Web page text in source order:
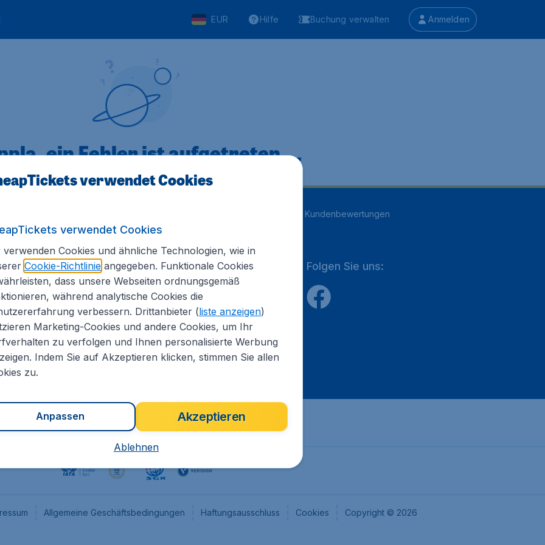
EUR Hilfe Buchung verwalten Anmelden
ein Fehler ist aufgetreten ...
Kundenbewertungen
Informationen
Internationale Webseiten
CheapTickets.nl
CheapTickets.be
CheapTickets.ch
CheapTickets.sg
Flugladen.at
Folgen Sie uns:
Allgemeine Geschäftsbedingungen Haftungsausschluss Cookies Copyright © 2026
verwendet Cookies
verwendet Cookies
verwenden Cookies und ähnliche Technologien, wie in
Cookie-Richtlinieangegeben. Funktionale Cookies
dass unsere Webseiten ordnungsgemäß
während analytische Cookies die
verbessern. Drittanbieter (liste anzeigen)
Marketing-Cookies und andere Cookies, um Ihr
zu verfolgen und Ihnen personalisierte Werbung
Indem Sie auf Akzeptieren klicken, stimmen Sie allen
zu.
Akzeptieren
Anpassen
Ablehnen